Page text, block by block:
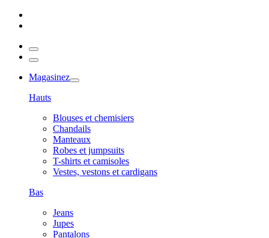
Magasinez
Hauts
Blouses et chemisiers
Chandails
Manteaux
Robes et jumpsuits
T-shirts et camisoles
Vestes, vestons et cardigans
Bas
Jeans
Jupes
Pantalons